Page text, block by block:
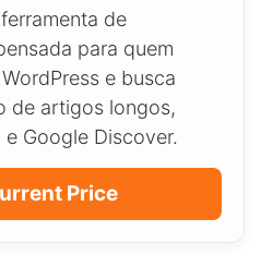
de
para quem
e busca
de artigos longos,
Google Discover.
Price